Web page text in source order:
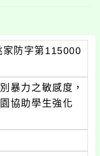
防字第115000
暴力之敏感度，
協助學生強化